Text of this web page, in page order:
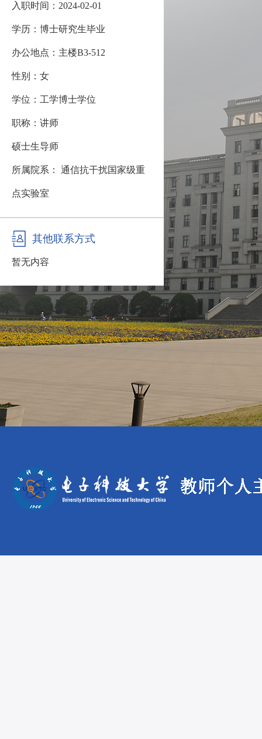
入职时间：2024-02-01
学历：博士研究生毕业
办公地点：主楼B3-512
性别：女
学位：工学博士学位
职称：讲师
硕士生导师
所属院系： 通信抗干扰国家级重
点实验室
其他联系方式
暂无内容